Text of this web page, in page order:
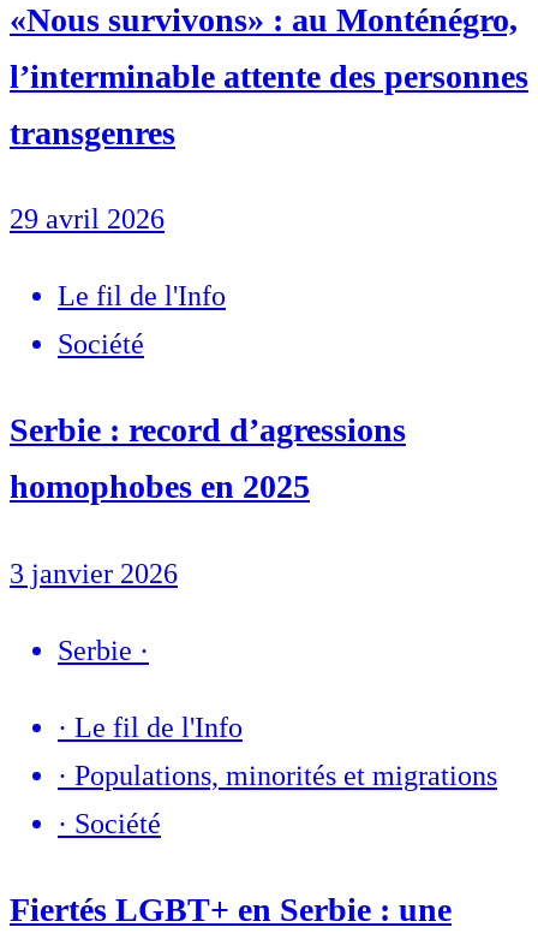
«Nous survivons» : au Monténégro,
l’interminable attente des personnes
transgenres
29 avril 2026
Le fil de l'Info
Société
Serbie : record d’agressions
homophobes en 2025
3 janvier 2026
Serbie ·
· Le fil de l'Info
· Populations, minorités et migrations
· Société
Fiertés LGBT+ en Serbie : une